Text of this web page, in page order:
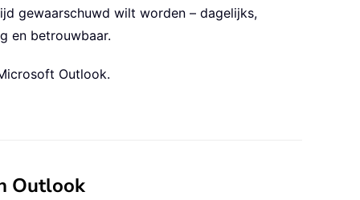
gewaarschuwd wilt worden – dagelijks,
en betrouwbaar.
Outlook.
Outlook